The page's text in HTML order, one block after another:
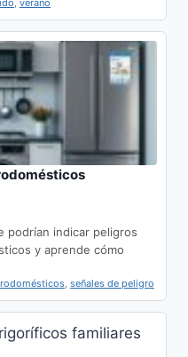
, verano
podrían indicar peligros
y aprende cómo
, señales de peligro